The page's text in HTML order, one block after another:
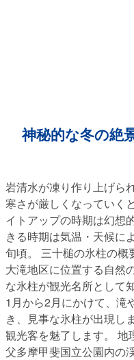
神秘的な冬の絶
岩清水が凍り作り上げら
寒さが厳しくなっていく
イトアップの時期は幻想
きる時期は気温・天候に
旬頃。 三十槌の氷柱の
大滝地区に位置する自然
な氷柱が観光名所として
1月から2月にかけて、滝
き、見事な氷柱が出現し
観光客を魅了します。
父多摩甲斐国立公園内の